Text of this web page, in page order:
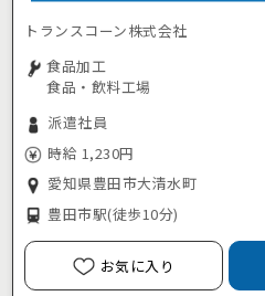
トランスコーン株式会社
食品加工
食品・飲料工場
派遣社員
時給 1,230円
愛知県豊田市大清水町
豊田市駅(徒歩10分)
お気に入り